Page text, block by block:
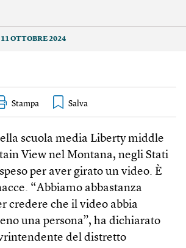
OTTOBRE 2024
Stampa
scuola media Liberty middle
View nel Montana, negli Stati
per aver girato un video. È
“Abbiamo abbastanza
credere che il video abbia
una persona”, ha dichiarato
del distretto